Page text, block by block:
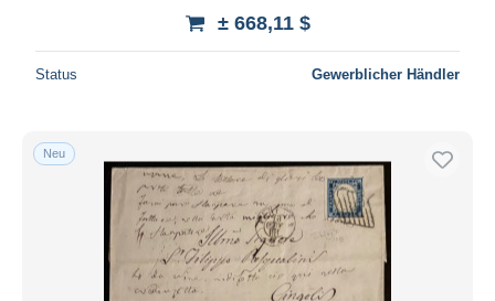
± 668,11 $
Status Gewerblicher Händler
Neu